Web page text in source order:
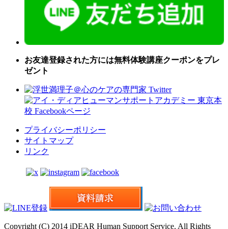
お友達登録された方には無料体験講座クーポンをプレ
ゼント
プライバシーポリシー
サイトマップ
リンク
Copyright (C) 2014 iDEAR Human Support Service. All Rights